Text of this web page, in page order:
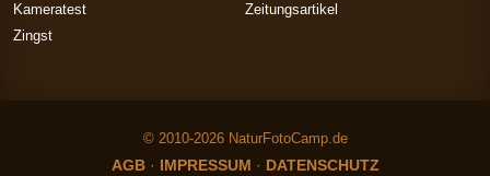
Kameratest
Zeitungsartikel
Zingst
© 2010-2026 NaturFotoCamp.de
AGB· IMPRESSUM · DATENSCHUTZ